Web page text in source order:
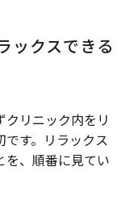
ックスできる
リニック内をリ
す。リラックス
を、順番に見てい